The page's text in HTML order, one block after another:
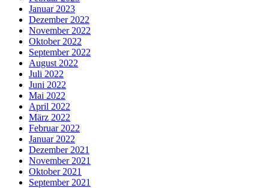
Januar 2023
Dezember 2022
November 2022
Oktober 2022
September 2022
August 2022
Juli 2022
Juni 2022
Mai 2022
April 2022
März 2022
Februar 2022
Januar 2022
Dezember 2021
November 2021
Oktober 2021
September 2021